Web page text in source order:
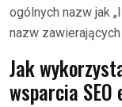
ogólnych nazw jak
nazw
Jak
wsparcia